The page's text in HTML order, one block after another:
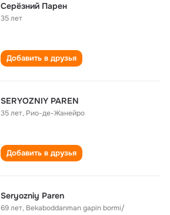
Серёзний Парен
35 лет
Добавить в друзья
SERYOZNIY PAREN
35 лет, Рио-де-Жанейро
Добавить в друзья
Seryozniy Paren
69 лет, Bekaboddanman gapin bormi/